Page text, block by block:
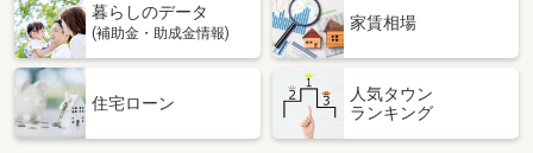
間取り
沖縄県那覇市銘苅３
14.70万円
住 所
沖縄県那覇市銘苅３
暮らしのデータ
(補助金・助成金情報)
家賃相場
住宅ローン
人気タウン
ランキング